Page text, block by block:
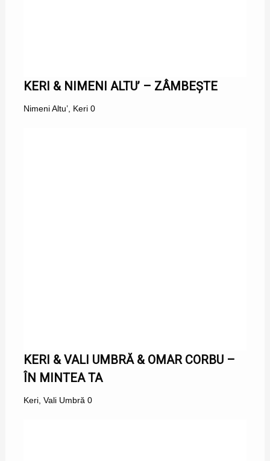
KERI & NIMENI ALTU’ – ZÂMBEȘTE
Nimeni Altu’, Keri 0
KERI & VALI UMBRĂ & OMAR CORBU –
ÎN MINTEA TA
Keri, Vali Umbră 0